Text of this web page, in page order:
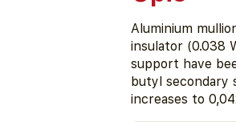
Aluminium
insulator (0.038
support have
butyl secondary
increases to